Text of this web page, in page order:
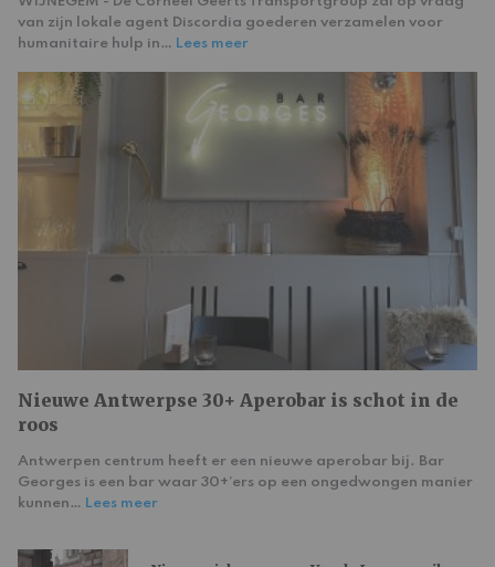
van zijn lokale agent Discordia goederen verzamelen voor
humanitaire hulp in…
Lees meer
Nieuwe Antwerpse 30+ Aperobar is schot in de
roos
Antwerpen centrum heeft er een nieuwe aperobar bij. Bar
Georges is een bar waar 30+’ers op een ongedwongen manier
kunnen… Lees meer